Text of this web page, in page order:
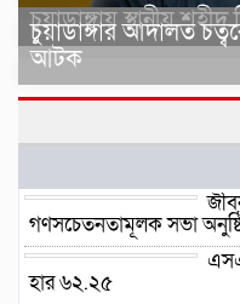
চুয়াডাঙ্গায় স্থানীয়
চুয়াডাঙ্গার আদালত
আটক
গণসচেতনতামূলক সভা
হার ৬২.২৫